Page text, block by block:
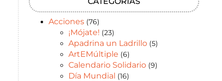
Acciones(76)
¡Mójate! (23)
Apadrina un Ladrillo(5)
ArtEMúltiple (6)
Calendario Solidario(9)
Día Mundial (16)